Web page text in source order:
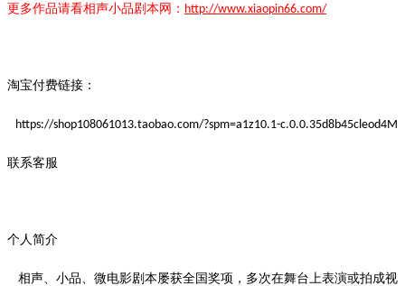
更多作品请看相声小品剧本网： http://www.xiaopin66.com/
淘宝付费链接：
https://shop108061013.taobao.com/?spm=a1z10.1-c.0.0.35d8b45cleod4M
联系客服
个人简介
相声、小品、微电影剧本屡获全国奖项，多次在舞台上表演或拍成视